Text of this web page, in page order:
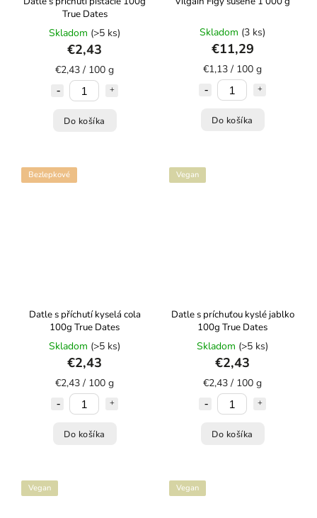
True Dates
Skladom (>5 ks)
€2,43
€2,43 / 100 g
Do košíka
Skladom (3 ks)
€11,29
€1,13 / 100 g
Do košíka
Bezlepkové
Datle s příchutí kyselá cola
100g True Dates
Skladom (>5 ks)
€2,43
€2,43 / 100 g
Do košíka
Vegan
Datle s príchuťou kyslé jablko
100g True Dates
Skladom (>5 ks)
€2,43
€2,43 / 100 g
Do košíka
Vegan Vegan